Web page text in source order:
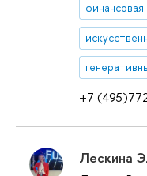
+7
Лескина